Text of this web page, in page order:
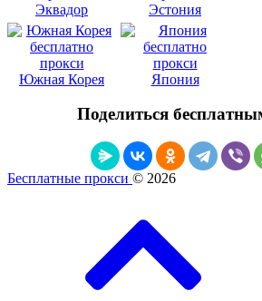
Эквадор Эстония
Южная Корея Япония
Поделиться
Бесплатные прокси © 2026